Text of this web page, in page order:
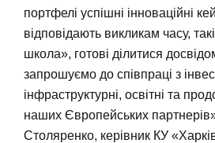
портфелі успішні інноваційні
відповідають викликам часу,
школа», готові ділитися
запрошуємо до співпраці з
інфраструктурні, освітні та
наших Європейських
Столяренко, керівник КУ